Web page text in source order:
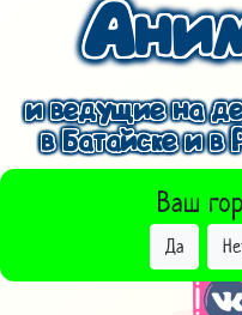
и ведущие на
в Батайске и в
Ваш
Да